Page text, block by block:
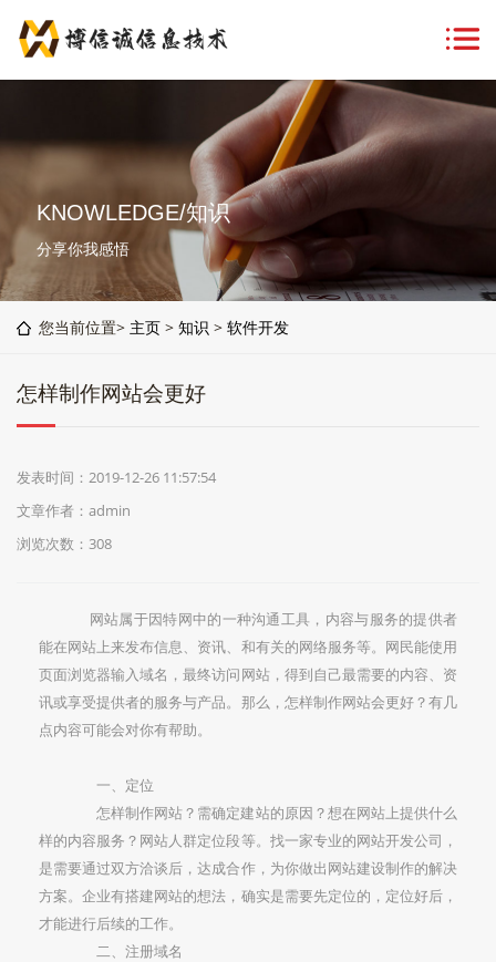
KNOWLEDGE/知识
分享你我感悟
您当前位置> 主页 > 知识 > 软件开发
怎样制作网站会更好
发表时间：2019-12-26 11:57:54
文章作者：admin
浏览次数： 308
网站属于因特网中的一种沟通工具，内容与服务的提供者
能在网站上来发布信息、资讯、和有关的网络服务等。网民能使用
页面浏览器输入域名，最终访问网站，得到自己最需要的内容、资
讯或享受提供者的服务与产品。那么，怎样制作网站会更好？有几
点内容可能会对你有帮助。
一、定位
怎样制作网站？需确定建站的原因？想在网站上提供什么
样的内容服务？网站人群定位段等。找一家专业的网站开发公司，
是需要通过双方洽谈后，达成合作，为你做出网站建设制作的解决
方案。企业有搭建网站的想法，确实是需要先定位的，定位好后，
才能进行后续的工作。
二、注册域名